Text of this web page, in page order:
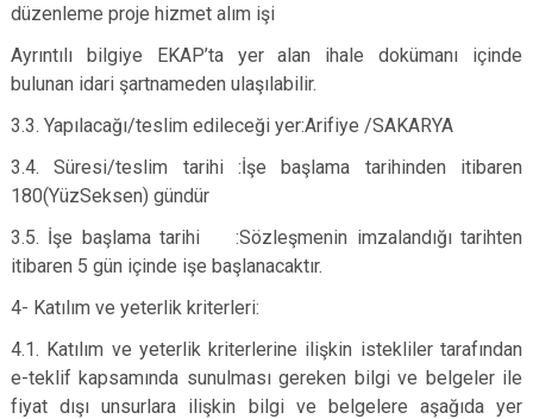
düzenleme proje hizmet alım işi
Ayrıntılı bilgiye EKAP’ta yer alan ihale dokümanı içinde
bulunan idari şartnameden ulaşılabilir.
3.3. Yapılacağı/teslim edileceği yer:Arifiye /SAKARYA
3.4. Süresi/teslim tarihi :İşe başlama tarihinden itibaren
180(YüzSeksen) gündür
3.5. İşe başlama tarihi :Sözleşmenin imzalandığı tarihten
itibaren 5 gün içinde işe başlanacaktır.
4- Katılım ve yeterlik kriterleri:
4.1. Katılım ve yeterlik kriterlerine ilişkin istekliler tarafından
e-teklif kapsamında sunulması gereken bilgi ve belgeler ile
fiyat dışı unsurlara ilişkin bilgi ve belgelere aşağıda yer